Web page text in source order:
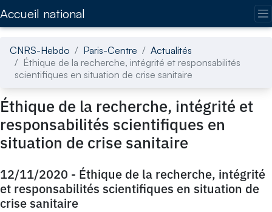
Accueil national
CNRS-Hebdo Paris-Centre
Actualités
Éthique de la recherche, intégrité et responsabilités
scientifiques en situation de crise sanitaire
Éthique de la recherche, intégrité et
responsabilités scientifiques en
situation de crise sanitaire
12/11/2020 - Éthique de la recherche, intégrité
et responsabilités scientifiques en situation de
crise sanitaire